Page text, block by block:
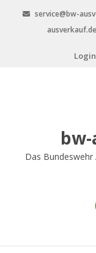
service@bw-
ausverkauf.de
Das